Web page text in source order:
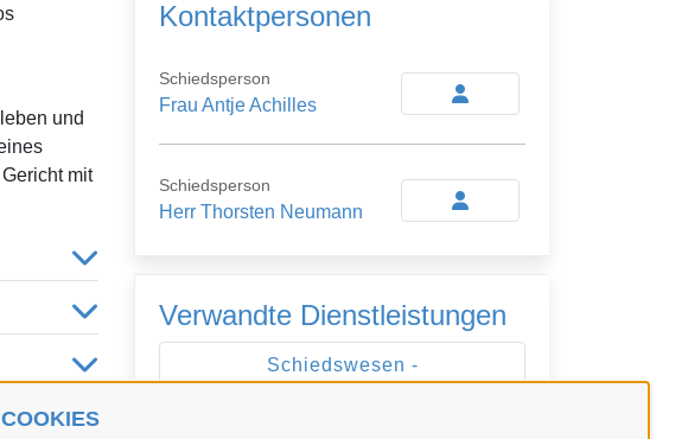
und
mit
Kontaktpersonen
Schiedsperson
Frau Antje Achilles
Schiedsperson
Herr Thorsten Neumann
Verwandte Dienstleistungen
Schiedswesen -